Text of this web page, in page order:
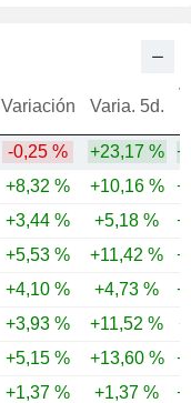
Variación Varia. 5d.
-0,25 % +23,17 %
+8,32 % +10,16 %
+3,44 % +5,18 %
+5,53 % +11,42 %
+4,10 % +4,73 %
+3,93 % +11,52 %
+5,15 % +13,60 %
+1,37 % +1,37 %